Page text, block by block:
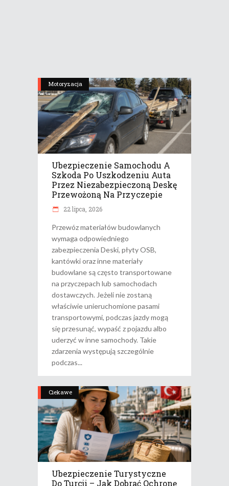
Motoryzacja
Ubezpieczenie Samochodu A
Szkoda Po Uszkodzeniu Auta
Przez Niezabezpieczoną Deskę
Przewożoną Na Przyczepie
22 lipca, 2026
Przewóz materiałów budowlanych
wymaga odpowiedniego
zabezpieczenia Deski, płyty OSB,
kantówki oraz inne materiały
budowlane są często transportowane
na przyczepach lub samochodach
dostawczych. Jeżeli nie zostaną
właściwie unieruchomione pasami
transportowymi, podczas jazdy mogą
się przesunąć, wypaść z pojazdu albo
uderzyć w inne samochody. Takie
zdarzenia występują szczególnie
podczas
Ciekawe
Ubezpieczenie Turystyczne
Do Turcji – Jak Dobrać Ochronę